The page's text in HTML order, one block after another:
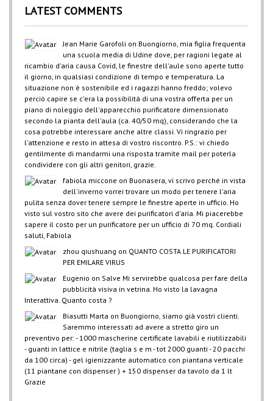
LATEST COMMENTS
Jean Marie Garofoli on Buongiorno, mia figlia frequenta
una scuola media di Udine dove, per ragioni legate al
ricambio d'aria causa Covid, le finestre dell'aule sono aperte tutto
il giorno, in qualsiasi condizione di tempo e temperatura. La
situazione non è sostenibile ed i ragazzi hanno freddo; volevo
perciò capire se c'era la possibilità di una vostra offerta per un
piano di noleggio dell'apparecchio purificatore dimensionato
secondo la pianta dell'aula (ca. 40/50 mq), considerando che la
cosa potrebbe interessare anche altre classi. Vi ringrazio per
l'attenzione e resto in attesa di vostro riscontro. P.S.: vi chiedo
gentilmente di mandarmi una risposta tramite mail per poterla
condividere con gli altri genitori, grazie.
fabiola miccone on Buonasera, vi scrivo perché in vista
dell'inverno vorrei trovare un modo per tenere l'aria
pulita senza dover tenere sempre le finestre aperte in ufficio. Ho
visto sul vostro sito che avere dei purificatori d'aria. Mi piacerebbe
sapere il costo per un purificatore per un ufficio di 70 mq. Cordiali
saluti, Fabiola
zhou qiushuang on QUANTO COSTA LE PURIFICATORI
PER EMILARE VIRUS
Eugenio on Salve Mi servirebbe qualcosa per fare della
pubblicità visiva in vetrina. Ho visto la lavagna
Interattiva. Quanto costa ?
Biasutti Marta on Buongiorno, siamo già vostri clienti.
Saremmo interessati ad avere a stretto giro un
preventivo per: - 1000 mascherine certificate lavabili e riutilizzabili
- guanti in lattice e nitrile (taglia s e m - tot 2000 guanti - 20 pacchi
da 100 circa) - gel igienizzante automatico con piantana verticale
(11 piantane con dispenser ) + 150 dispenser da tavolo da 1 lt
Grazie